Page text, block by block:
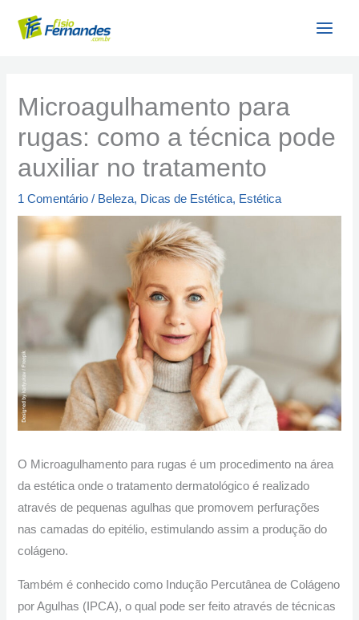
para
Microagulhamento para
rugas: como a técnica pode
auxiliar no tratamento
1 Comentário / Beleza, Dicas de Estética, Estética
O Microagulhamento para rugas é um procedimento na área
da estética onde o tratamento dermatológico é realizado
através de pequenas agulhas que promovem perfurações
nas camadas do epitélio, estimulando assim a produção do
colágeno.
Também é conhecido como Indução Percutânea de Colágeno
por Agulhas (IPCA), o qual pode ser feito através de técnicas